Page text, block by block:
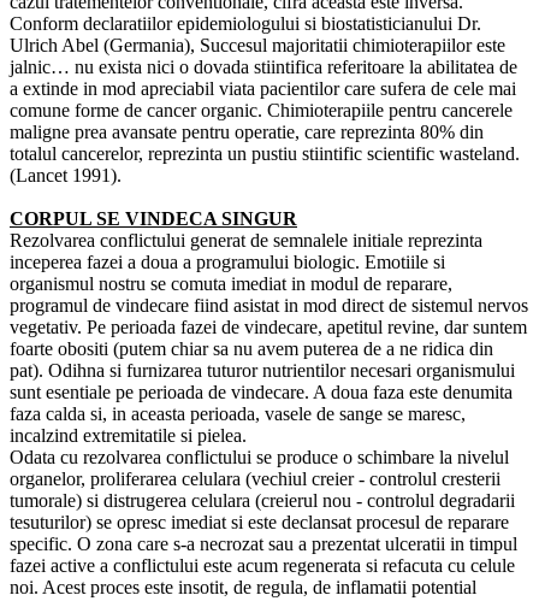
Conform declaratiilor epidemiologului si biostatisticianului Dr.
Ulrich Abel (Germania), Succesul majoritatii chimioterapiilor este
jalnic… nu exista nici o dovada stiintifica referitoare la abilitatea de
a extinde in mod apreciabil viata pacientilor care sufera de cele mai
comune forme de cancer organic. Chimioterapiile pentru cancerele
maligne prea avansate pentru operatie, care reprezinta 80% din
totalul cancerelor, reprezinta un pustiu stiintific scientific wasteland.
(Lancet 1991).
CORPUL SE VINDECA SINGUR
Rezolvarea conflictului generat de semnalele initiale reprezinta
inceperea fazei a doua a programului biologic. Emotiile si
organismul nostru se comuta imediat in modul de reparare,
programul de vindecare fiind asistat in mod direct de sistemul nervos
vegetativ. Pe perioada fazei de vindecare, apetitul revine, dar suntem
foarte obositi (putem chiar sa nu avem puterea de a ne ridica din
pat). Odihna si furnizarea tuturor nutrientilor necesari organismului
sunt esentiale pe perioada de vindecare. A doua faza este denumita
faza calda si, in aceasta perioada, vasele de sange se maresc,
incalzind extremitatile si pielea.
Odata cu rezolvarea conflictului se produce o schimbare la nivelul
organelor, proliferarea celulara (vechiul creier - controlul cresterii
tumorale) si distrugerea celulara (creierul nou - controlul degradarii
tesuturilor) se opresc imediat si este declansat procesul de reparare
specific. O zona care s-a necrozat sau a prezentat ulceratii in timpul
fazei active a conflictului este acum regenerata si refacuta cu celule
noi. Acest proces este insotit, de regula, de inflamatii potential